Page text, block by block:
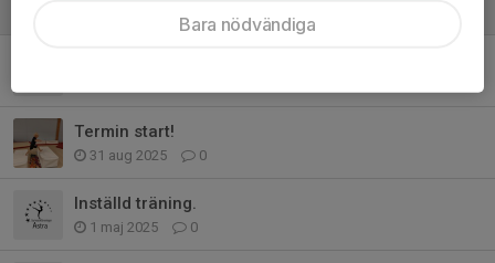
Termin start!
31 aug 2025 0
Inställd träning.
1 maj 2025 0
Bara nödvändiga